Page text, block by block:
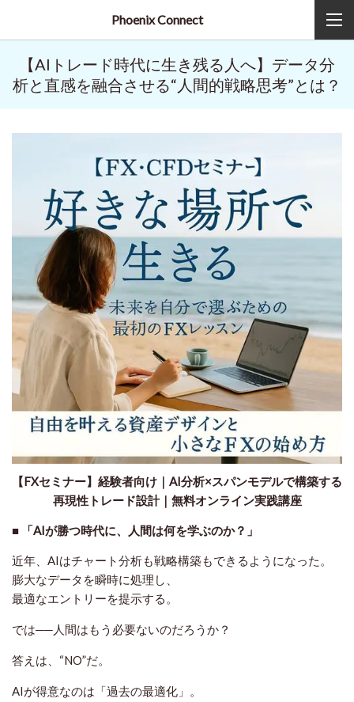
Phoenix Connect
【AIトレード時代に生き残る人へ】データ分
析と直感を融合させる“人間的戦略思考”とは？
【FXセミナー】経験者向け｜AI分析×スパンモデルで構築する
再現性トレード設計｜無料オンライン実践講座
■ 「AIが勝つ時代に、人間は何を学ぶのか？」
近年、AIはチャート分析も戦略構築もできるようになった。
膨大なデータを瞬時に処理し、
最適なエントリーを提示する。
では──人間はもう必要ないのだろうか？
答えは、“NO”だ。
AIが得意なのは「過去の最適化」。